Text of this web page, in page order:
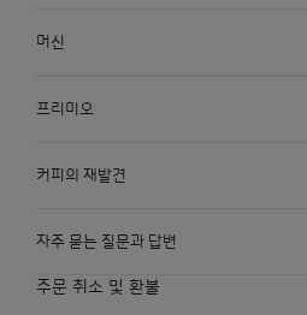
머신
프리미오
커피의 재발견
자주 묻는 질문과 답변
주문 취소 및 환불